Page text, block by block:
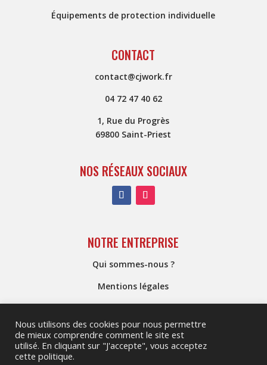
Équipements de protection individuelle
CONTACT
contact@cjwork.fr
04 72 47 40 62
1, Rue du Progrès
69800 Saint-Priest
NOS RÉSEAUX SOCIAUX
NOTRE ENTREPRISE
Qui sommes-nous ?
Mentions légales
Nous utilisons des cookies pour nous permettre
de mieux comprendre comment le site est
utilisé. En cliquant sur "J'accepte", vous acceptez
cette politique.